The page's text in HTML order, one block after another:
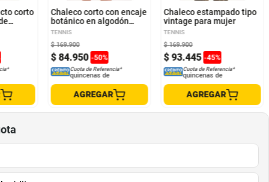
corto
Chaleco corto con encaje
botánico en algodón
crudo para mujer
TENNIS
$ 84.950 -50%
$ 169.900
Cuota de Referencia*
quincenas de
AGREGAR
Chaleco estampado tipo
vintage para mujer
TENNIS
$ 93.445 -45%
$ 169.900
Cuota de Referencia*
quincenas de
AGREGAR